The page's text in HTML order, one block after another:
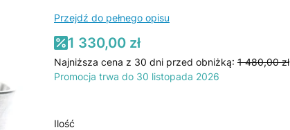
Przejdź do pełnego opisu
1 330,00 zł
Najniższa cena z 30 dni przed obniżką: 1 480,00 zł
Promocja trwa do 30 listopada 2026
Ilość